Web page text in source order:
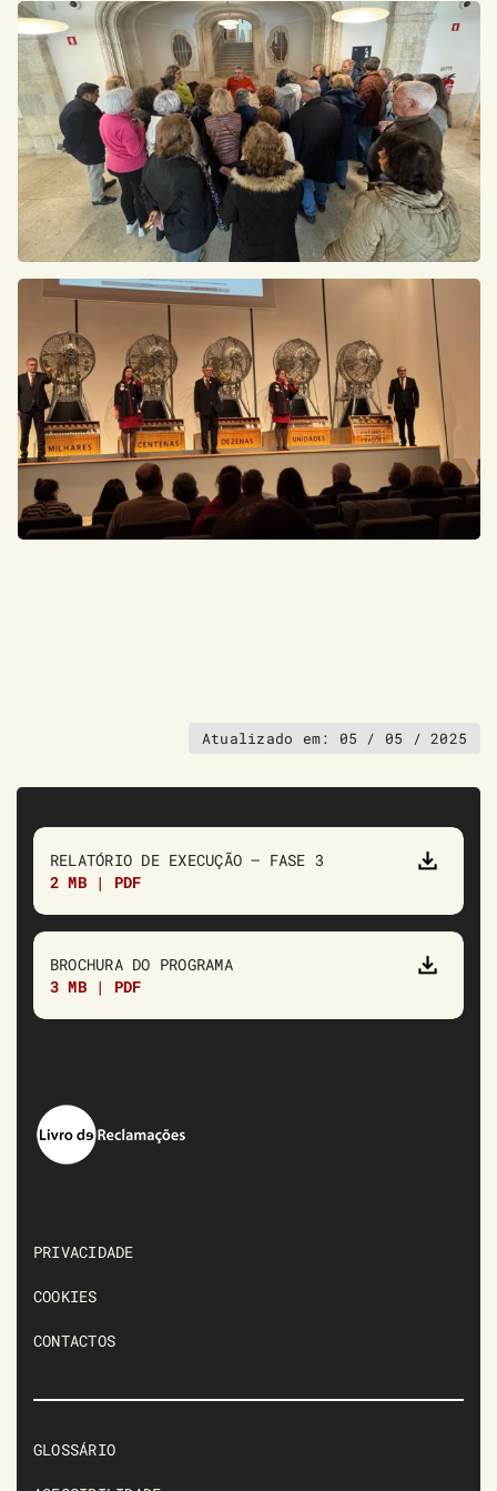
Atualizado em: 05 / 05 / 2025
RELATÓRIO DE EXECUÇÃO – FASE 3
2 MB | PDF
BROCHURA DO PROGRAMA
3 MB | PDF
PRIVACIDADE
COOKIES
CONTACTOS
GLOSSÁRIO